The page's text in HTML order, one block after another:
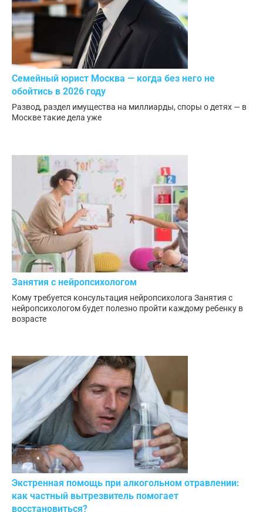
Семейный юрист Москва — когда без него не
обойтись в 2026 году
Развод, раздел имущества на миллиарды, споры о детях — в
Москве такие дела уже
Занятия с нейропсихологом
Кому требуется консультация нейропсихолога Занятия с
нейропсихологом будет полезно пройти каждому ребенку в
возрасте
Экстренная помощь при алкогольном отравлении:
как частный вытрезвитель помогает
восстановиться?